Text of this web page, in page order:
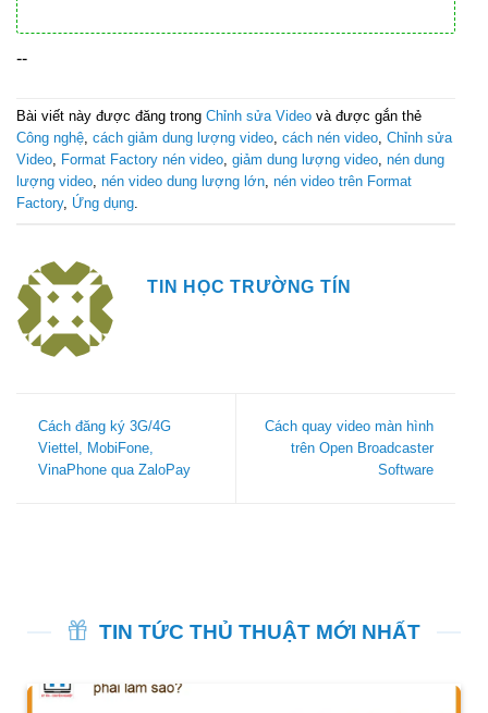
--
Bài viết này được đăng trong Chỉnh sửa Video và được gắn thẻ
Công nghệ, cách giảm dung lượng video, cách nén video, Chỉnh sửa
Video, Format Factory nén video, giảm dung lượng video, nén dung
lượng video, nén video dung lượng lớn, nén video trên Format
Factory, Ứng dụng.
TIN HỌC TRƯỜNG TÍN
Cách đăng ký 3G/4G
Viettel, MobiFone,
VinaPhone qua ZaloPay
Cách quay video màn hình
trên Open Broadcaster
Software
TIN TỨC THỦ THUẬT MỚI NHẤT